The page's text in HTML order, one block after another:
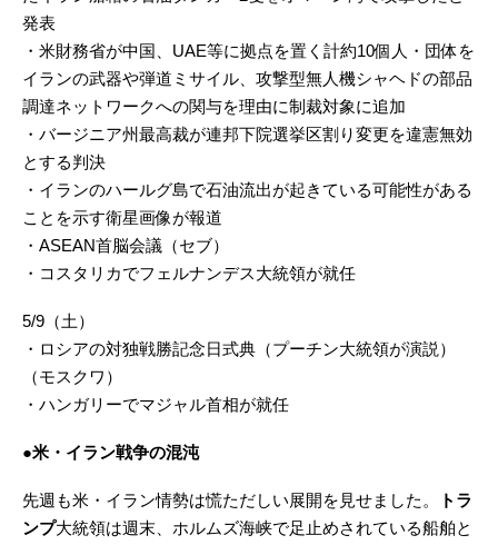
発表
・米財務省が中国、UAE等に拠点を置く計約10個人・団体を
イランの武器や弾道ミサイル、攻撃型無人機シャヘドの部品
調達ネットワークへの関与を理由に制裁対象に追加
・バージニア州最高裁が連邦下院選挙区割り変更を違憲無効
とする判決
・イランのハールグ島で石油流出が起きている可能性がある
ことを示す衛星画像が報道
・ASEAN首脳会議（セブ）
・コスタリカでフェルナンデス大統領が就任
5/9（土）
・ロシアの対独戦勝記念日式典（プーチン大統領が演説）
（モスクワ）
・ハンガリーでマジャル首相が就任
●米・イラン戦争の混沌
先週も米・イラン情勢は慌ただしい展開を見せました。
トラ
ンプ大統領は週末、ホルムズ海峡で足止めされている船舶と